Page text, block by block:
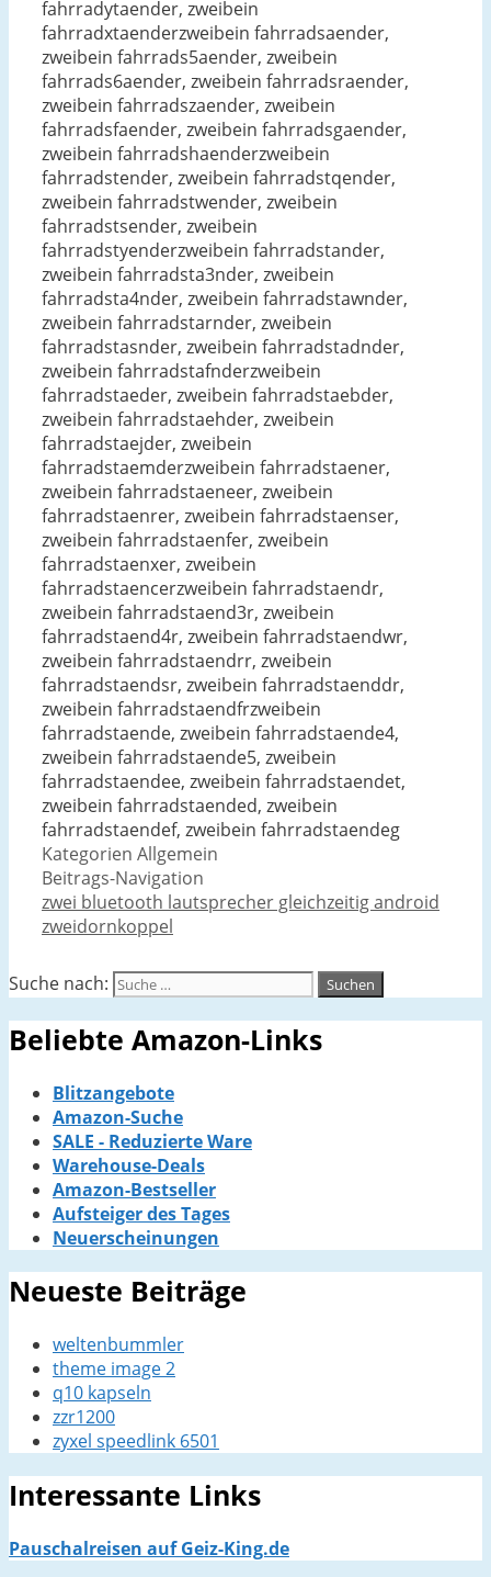
fahrradytaender, zweibein
fahrradxtaenderzweibein fahrradsaender,
zweibein fahrrads5aender, zweibein
fahrrads6aender, zweibein fahrradsraender,
zweibein fahrradszaender, zweibein
fahrradsfaender, zweibein fahrradsgaender,
zweibein fahrradshaenderzweibein
fahrradstender, zweibein fahrradstqender,
zweibein fahrradstwender, zweibein
fahrradstsender, zweibein
fahrradstyenderzweibein fahrradstander,
zweibein fahrradsta3nder, zweibein
fahrradsta4nder, zweibein fahrradstawnder,
zweibein fahrradstarnder, zweibein
fahrradstasnder, zweibein fahrradstadnder,
zweibein fahrradstafnderzweibein
fahrradstaeder, zweibein fahrradstaebder,
zweibein fahrradstaehder, zweibein
fahrradstaejder, zweibein
fahrradstaemderzweibein fahrradstaener,
zweibein fahrradstaeneer, zweibein
fahrradstaenrer, zweibein fahrradstaenser,
zweibein fahrradstaenfer, zweibein
fahrradstaenxer, zweibein
fahrradstaencerzweibein fahrradstaendr,
zweibein fahrradstaend3r, zweibein
fahrradstaend4r, zweibein fahrradstaendwr,
zweibein fahrradstaendrr, zweibein
fahrradstaendsr, zweibein fahrradstaenddr,
zweibein fahrradstaendfrzweibein
fahrradstaende, zweibein fahrradstaende4,
zweibein fahrradstaende5, zweibein
fahrradstaendee, zweibein fahrradstaendet,
zweibein fahrradstaended, zweibein
fahrradstaendef, zweibein fahrradstaendeg
Kategorien Allgemein
Beitrags-Navigation
zwei bluetooth lautsprecher gleichzeitig android
zweidornkoppel
Suche nach:
Beliebte Amazon-Links
Blitzangebote
Amazon-Suche
SALE - Reduzierte Ware
Warehouse-Deals
Amazon-Bestseller
Aufsteiger des Tages
Neuerscheinungen
Neueste Beiträge
weltenbummler
theme image 2
q10 kapseln
zzr1200
zyxel speedlink 6501
Interessante Links
Pauschalreisen auf Geiz-King.de